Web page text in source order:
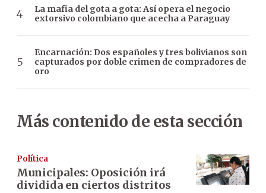
La mafia del gota a gota: Así opera el negocio
extorsivo colombiano que acecha a Paraguay
Encarnación: Dos españoles y tres bolivianos son
capturados por doble crimen de compradores de
oro
Más contenido de esta sección
Política
Municipales: Oposición irá
dividida en ciertos distritos